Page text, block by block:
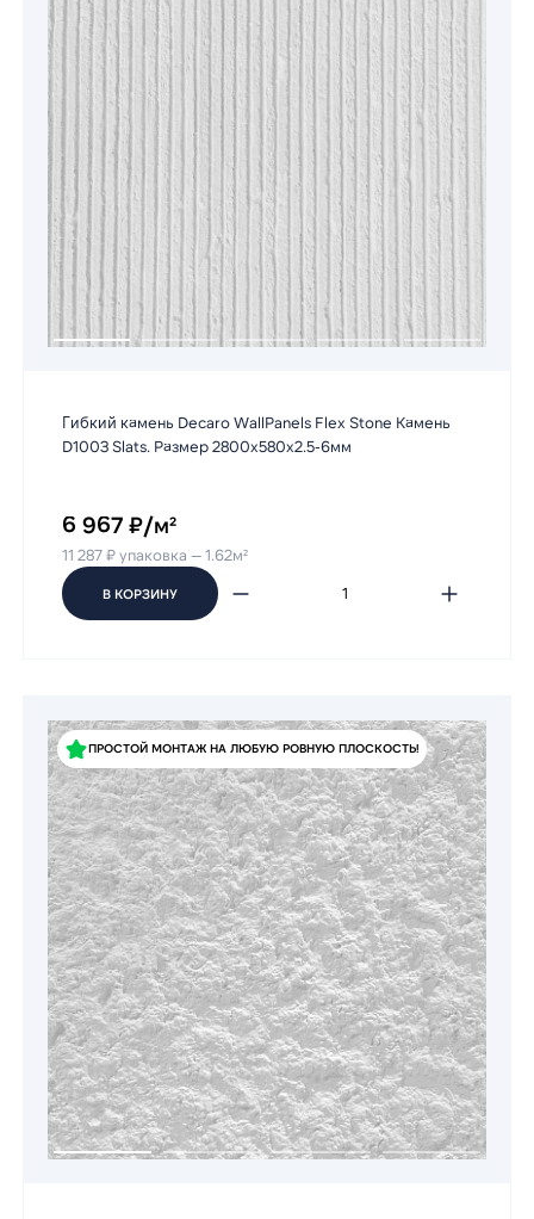
Гибкий камень Decaro WallPanels Flex Stone Камень
D1003 Slats. Размер 2800х580х2.5-6мм
6 967 ₽/м²
11 287 ₽ упаковка — 1.62м²
В КОРЗИНУ
ПРОСТОЙ МОНТАЖ НА ЛЮБУЮ РОВНУЮ ПЛОСКОСТЬ!